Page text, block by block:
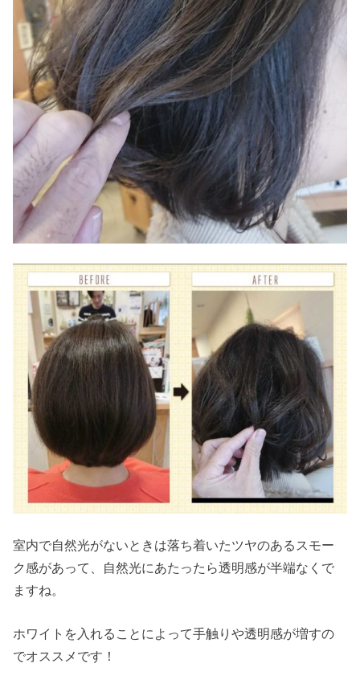
室内で自然光がないときは落ち着いたツヤのあるスモー
ク感があって、自然光にあたったら透明感が半端なくで
ますね。
ホワイトを入れることによって手触りや透明感が増すの
でオススメです！